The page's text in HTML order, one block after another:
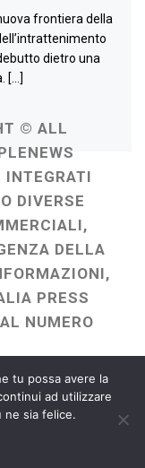
frontiera della
dietro una
[…]
© ALL
INTEGRATI
DIVERSE
DELLA
PRESS
NUMERO
tu possa avere la
ad utilizzare
ne sia felice.